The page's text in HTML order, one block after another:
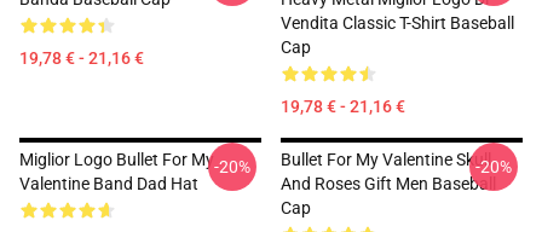
19,78 € - 21,16 €
Vendita Classic T-Shirt Baseball
Cap
19,78 € - 21,16 €
Miglior Logo Bullet For My
Valentine Band Dad Hat
-20%
Bullet For My Valentine Skull
And Roses Gift Men Baseball
Cap
-20%